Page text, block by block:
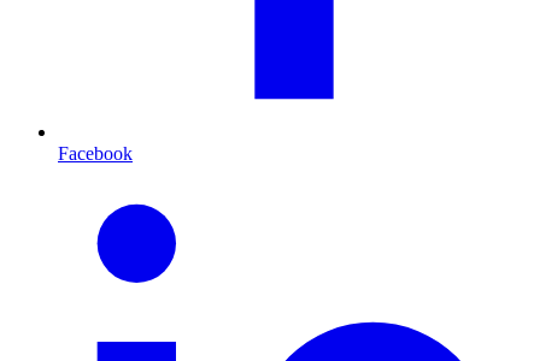
Facebook